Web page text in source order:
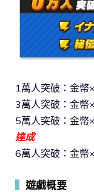
1萬人突破：金
3萬人突破：金
5萬人突破：金幣
達成
6萬人突破：金幣
遊戲概要